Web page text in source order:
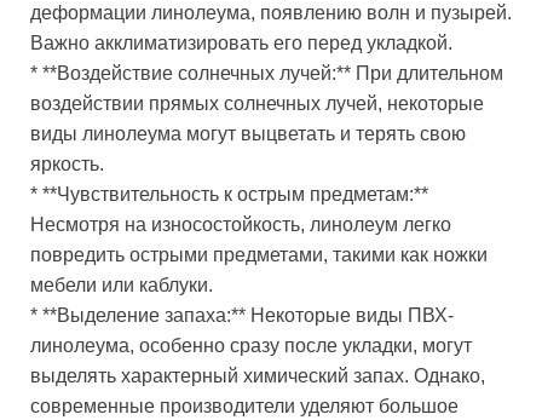
деформации линолеума, появлению волн и пузырей.
Важно акклиматизировать его перед укладкой.
* **Воздействие солнечных лучей:** При длительном
воздействии прямых солнечных лучей, некоторые
виды линолеума могут выцветать и терять свою
яркость.
* **Чувствительность к острым предметам:**
Несмотря на износостойкость, линолеум легко
повредить острыми предметами, такими как ножки
мебели или каблуки.
* **Выделение запаха:** Некоторые виды ПВХ-
линолеума, особенно сразу после укладки, могут
выделять характерный химический запах. Однако,
современные производители уделяют большое